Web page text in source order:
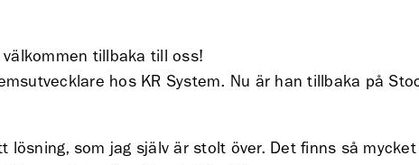
tillbaka till oss!
hos KR System. Nu är han tillbaka på
lösning, som jag själv är stolt över. Det finns så